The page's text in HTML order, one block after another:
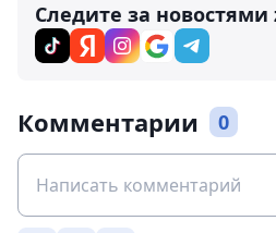
Следите за новостями
Комментарии 0